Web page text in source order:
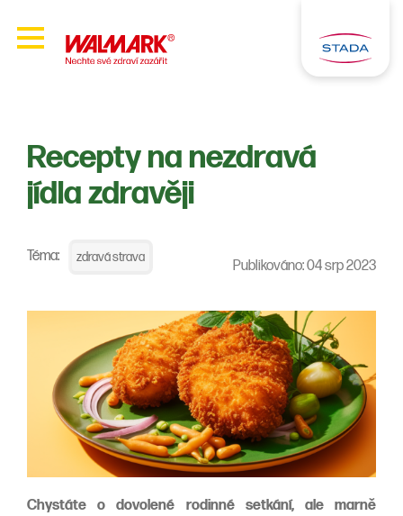
Recepty na nezdravá
jídla zdravěji
Téma: zdravá strava Publikováno: 04 srp 2023
Chystáte o dovolené rodinné setkání, ale marně